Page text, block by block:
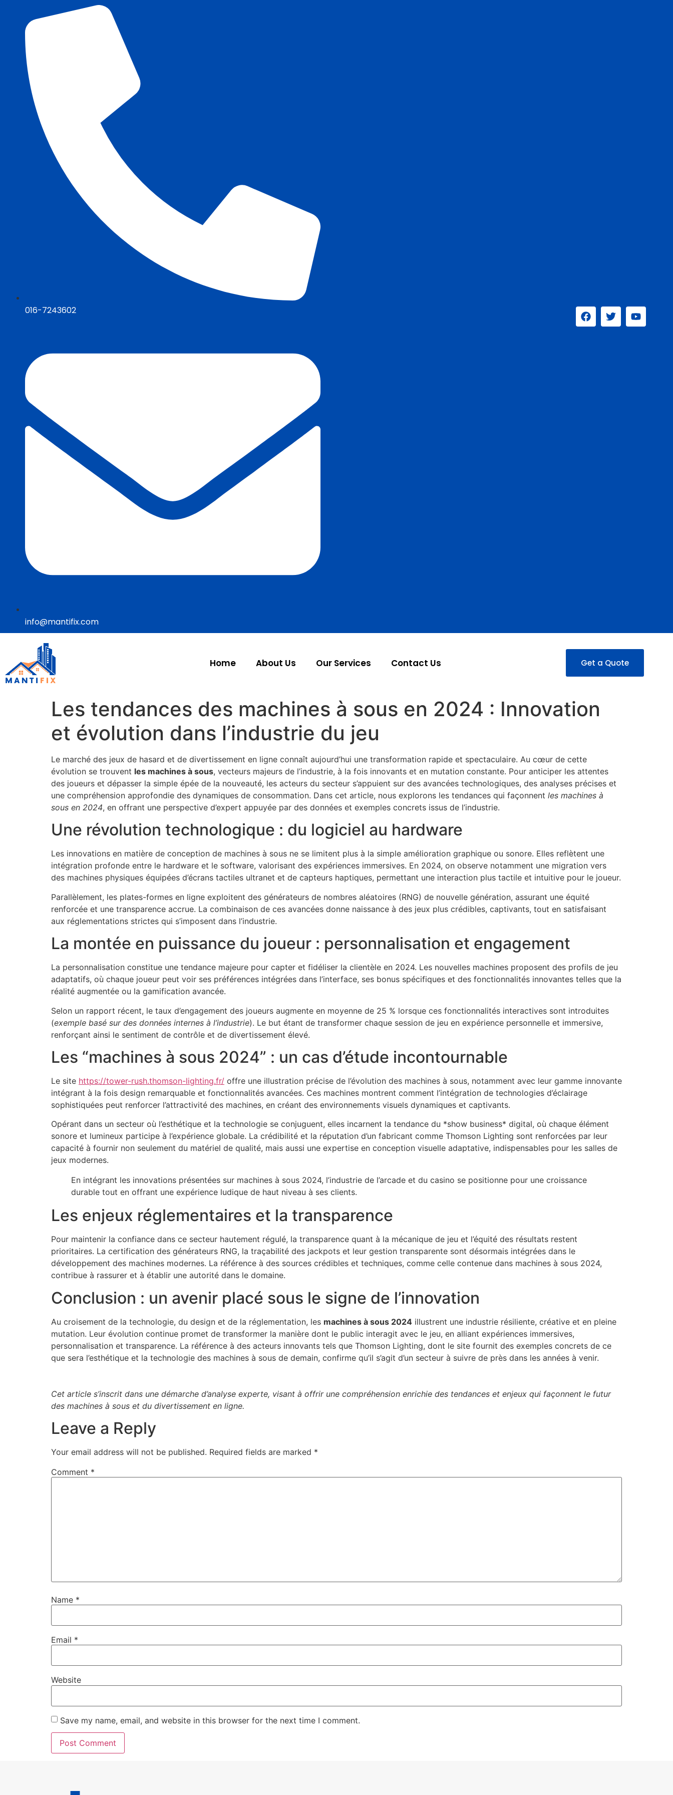
016-7243602
info@mantifix.com
Home About Us Our Services Contact Us Get a Quote
Les tendances des machines à sous en 2024 : Innovation
et évolution dans l’industrie du jeu
Le marché des jeux de hasard et de divertissement en ligne connaît aujourd’hui une transformation rapide et spectaculaire. Au cœur de cette
évolution se trouvent les machines à sous, vecteurs majeurs de l’industrie, à la fois innovants et en mutation constante. Pour anticiper les attentes
des joueurs et dépasser la simple épée de la nouveauté, les acteurs du secteur s’appuient sur des avancées technologiques, des analyses précises et
une compréhension approfondie des dynamiques de consommation. Dans cet article, nous explorons les tendances qui façonnent les machines à
sous en 2024, en offrant une perspective d’expert appuyée par des données et exemples concrets issus de l’industrie.
Une révolution technologique : du logiciel au hardware
Les innovations en matière de conception de machines à sous ne se limitent plus à la simple amélioration graphique ou sonore. Elles reflètent une
intégration profonde entre le hardware et le software, valorisant des expériences immersives. En 2024, on observe notamment une migration vers
des machines physiques équipées d’écrans tactiles ultranet et de capteurs haptiques, permettant une interaction plus tactile et intuitive pour le joueur.
Parallèlement, les plates-formes en ligne exploitent des générateurs de nombres aléatoires (RNG) de nouvelle génération, assurant une équité
renforcée et une transparence accrue. La combinaison de ces avancées donne naissance à des jeux plus crédibles, captivants, tout en satisfaisant
aux réglementations strictes qui s’imposent dans l’industrie.
La montée en puissance du joueur : personnalisation et engagement
La personnalisation constitue une tendance majeure pour capter et fidéliser la clientèle en 2024. Les nouvelles machines proposent des profils de jeu
adaptatifs, où chaque joueur peut voir ses préférences intégrées dans l’interface, ses bonus spécifiques et des fonctionnalités innovantes telles que la
réalité augmentée ou la gamification avancée.
Selon un rapport récent, le taux d’engagement des joueurs augmente en moyenne de 25 % lorsque ces fonctionnalités interactives sont introduites
(exemple basé sur des données internes à l’industrie). Le but étant de transformer chaque session de jeu en expérience personnelle et immersive,
renforçant ainsi le sentiment de contrôle et de divertissement élevé.
Les “machines à sous 2024” : un cas d’étude incontournable
Le site https://tower-rush.thomson-lighting.fr/ offre une illustration précise de l’évolution des machines à sous, notamment avec leur gamme innovante
intégrant à la fois design remarquable et fonctionnalités avancées. Ces machines montrent comment l’intégration de technologies d’éclairage
sophistiquées peut renforcer l’attractivité des machines, en créant des environnements visuels dynamiques et captivants.
Opérant dans un secteur où l’esthétique et la technologie se conjuguent, elles incarnent la tendance du *show business* digital, où chaque élément
sonore et lumineux participe à l’expérience globale. La crédibilité et la réputation d’un fabricant comme Thomson Lighting sont renforcées par leur
capacité à fournir non seulement du matériel de qualité, mais aussi une expertise en conception visuelle adaptative, indispensables pour les salles de
jeux modernes.
En intégrant les innovations présentées sur machines à sous 2024, l’industrie de l’arcade et du casino se positionne pour une croissance
durable tout en offrant une expérience ludique de haut niveau à ses clients.
Les enjeux réglementaires et la transparence
Pour maintenir la confiance dans ce secteur hautement régulé, la transparence quant à la mécanique de jeu et l’équité des résultats restent
prioritaires. La certification des générateurs RNG, la traçabilité des jackpots et leur gestion transparente sont désormais intégrées dans le
développement des machines modernes. La référence à des sources crédibles et techniques, comme celle contenue dans machines à sous 2024,
contribue à rassurer et à établir une autorité dans le domaine.
Conclusion : un avenir placé sous le signe de l’innovation
Au croisement de la technologie, du design et de la réglementation, les machines à sous 2024 illustrent une industrie résiliente, créative et en pleine
mutation. Leur évolution continue promet de transformer la manière dont le public interagit avec le jeu, en alliant expériences immersives,
personnalisation et transparence. La référence à des acteurs innovants tels que Thomson Lighting, dont le site fournit des exemples concrets de ce
que sera l’esthétique et la technologie des machines à sous de demain, confirme qu’il s’agit d’un secteur à suivre de près dans les années à venir.
Cet article s’inscrit dans une démarche d’analyse experte, visant à offrir une compréhension enrichie des tendances et enjeux qui façonnent le futur
des machines à sous et du divertissement en ligne.
Leave a Reply
Your email address will not be published. Required fields are marked *
Comment *
Name *
Email *
Website
Save my name, email, and website in this browser for the next time I comment.